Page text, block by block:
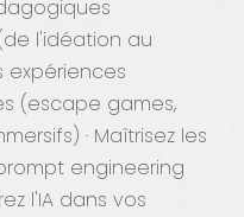
l'idéation au
expériences
(escape games,
· Maîtrisez les
engineering
l'IA dans vos